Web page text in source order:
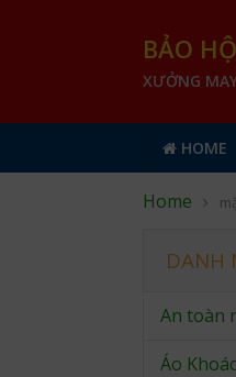
BẢO
XƯỞNG
HOME
Home
DANH
An toàn
Áo